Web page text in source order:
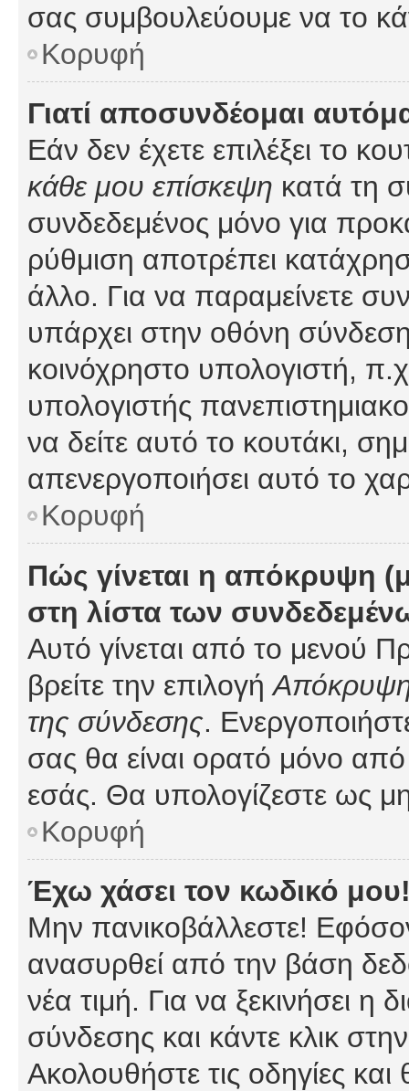
σας συμβουλεύουμε να το
Κορυφή
Γιατί αποσυνδέομαι
Εάν δεν έχετε επιλέξει το
κάθε μου επίσκεψη κατά τη
συνδεδεμένος μόνο για
ρύθμιση αποτρέπει
άλλο. Για να παραμείνετε
υπάρχει στην οθόνη
κοινόχρηστο υπολογιστή,
υπολογιστής
να δείτε αυτό το κουτάκι,
απενεργοποιήσει αυτό το
Κορυφή
Πώς γίνεται η απόκρυψη
στη λίστα των
Αυτό γίνεται από το μενού
βρείτε την επιλογήΑπόκρυψη
της σύνδεσης.
σας θα είναι ορατό μόνο από
εσάς. Θα υπολογίζεστε ως
Κορυφή
Έχω χάσει τον κωδικό
Μην πανικοβάλλεστε!
ανασυρθεί από την βάση
νέα τιμή. Για να ξεκινήσει η
σύνδεσης και κάντε κλικ
Ακολουθήστε τις οδηγίες